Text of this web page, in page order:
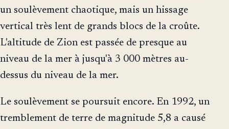
un soulèvement chaotique, mais un hissage
vertical très lent de grands blocs de la croûte.
L'altitude de Zion est passée de presque au
niveau de la mer à jusqu'à 3 000 mètres au-
dessus du niveau de la mer.
Le soulèvement se poursuit encore. En 1992, un
tremblement de terre de magnitude 5,8 a causé